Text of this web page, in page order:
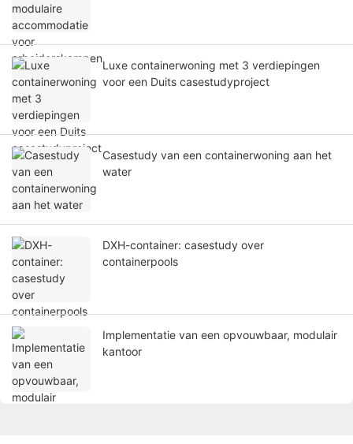
Luxe containerwoning met 3 verdiepingen
voor een Duits casestudyproject
Casestudy van een containerwoning aan het
water
DXH-container: casestudy over
containerpools
Implementatie van een opvouwbaar, modulair
kantoor